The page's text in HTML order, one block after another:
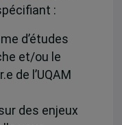
:
d’études
et/ou le
de l’UQAM
des enjeux